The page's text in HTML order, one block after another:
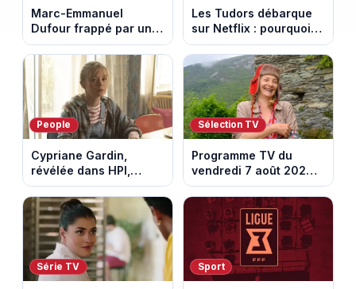
Marc-Emmanuel
Dufour frappé par un
terrible incendie : son
chalet part en fumée
Les Tudors débarque
sur Netflix : pourquoi la
série n’a rien perdu de
son pouvoir
People
Cypriane Gardin,
révélée dans HPI,
lance une cagnotte
après des difficultés
financières
Sélection TV
Programme TV du
vendredi 7 août 2026 :
notre sélection pour
votre soirée télé
Série TV Sport